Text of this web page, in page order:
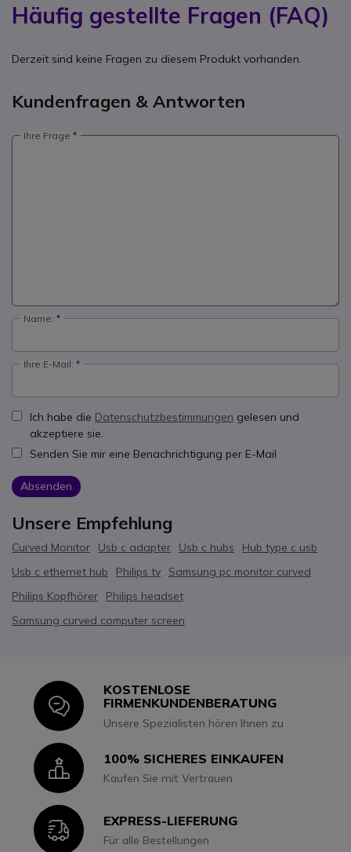
Häufig gestellte Fragen (FAQ)
Derzeit sind keine Fragen zu diesem Produkt vorhanden.
Kundenfragen & Antworten
Ihre Frage
Name:
Ihre E-Mail:
Ich habe die Datenschutzbestimmungen gelesen und
akzeptiere sie.
Senden Sie mir eine Benachrichtigung per E-Mail
Absenden
Unsere Empfehlung
Curved Monitor Usb c adapter Usb c hubs
Hub type c usb
Usb c ethernet hub
Philips tv
Samsung pc monitor curved
Philips Kopfhörer
Philips headset
Samsung curved computer screen
Icon
KOSTENLOSE
FIRMENKUNDENBERATUNG
Unsere Spezialisten hören Ihnen zu
Icon100% SICHERES EINKAUFEN
Kaufen Sie mit Vertrauen
IconEXPRESS-LIEFERUNG
Für alle Bestellungen